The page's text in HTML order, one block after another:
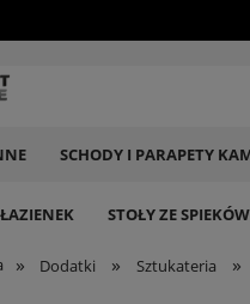
SCHODY I PARAPETY
STOŁY ZE SPIEKÓW
» Dodatki » Sztukateria »